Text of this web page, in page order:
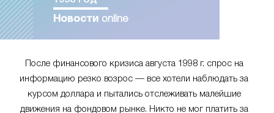
Новости online
После финансового кризиса августа 1998 г. спрос на
информацию резко возрос — все хотели наблюдать за
курсом доллара и пытались отслеживать малейшие
движения на фондовом рынке. Никто не мог платить за